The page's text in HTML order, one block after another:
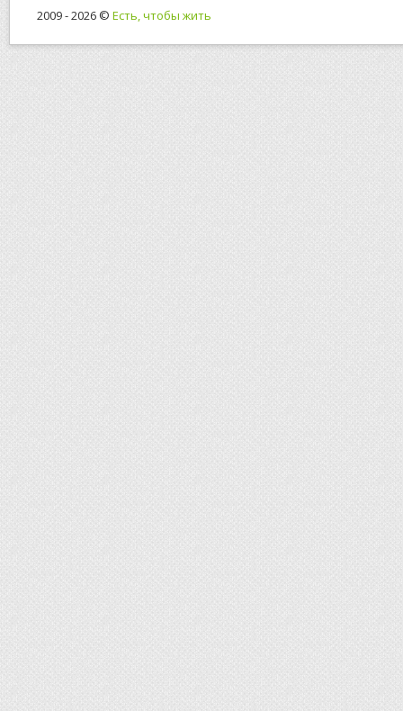
2009 - 2026 © Есть, чтобы жить